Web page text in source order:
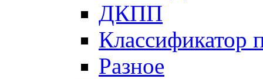
ДКПП
Классификатор
Разное